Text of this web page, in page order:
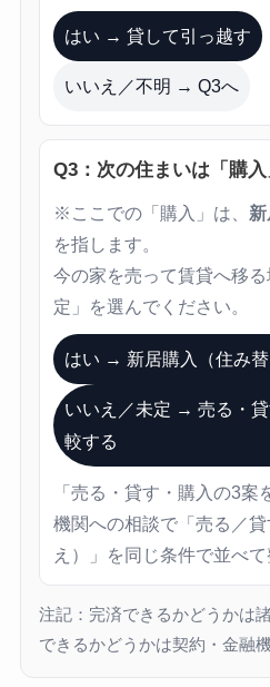
はい → 貸して引っ越す
いいえ／不明 → Q3へ
Q3：次の住まいは「購
※ここでの「購入」は、 新
を指します。
今の家を売って賃貸へ移
定」を選んでください。
はい → 新居購入（住み
いいえ／未定 → 売る・
較する
「売る・貸す・購入の3案
機関への相談で「売る／
え）」を同じ条件で並べて
注記：完済できるかどうかは
できるかどうかは契約・金融